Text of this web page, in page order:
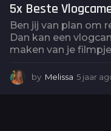
5x Beste
Ben jij van plan om
Dan kan een
maken van je
by Melissa 5 jaar